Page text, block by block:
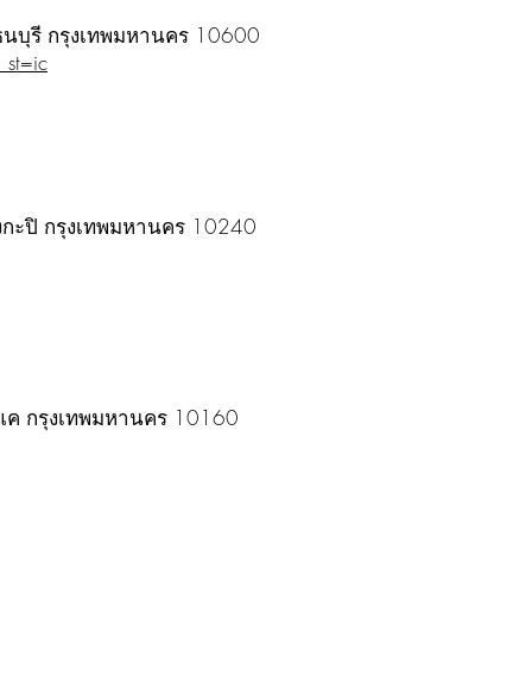
บุรี กรุงเทพมหานคร 10600
ะปิ กรุงเทพมหานคร 10240
กรุงเทพมหานคร 10160